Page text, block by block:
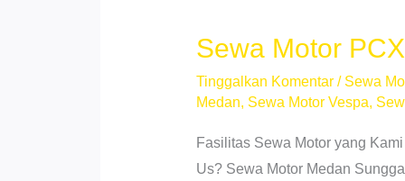
Siap
Pakai
Sewa Motor
Tinggalkan Komentar / Sewa
Medan, Sewa Motor Vespa,
Fasilitas Sewa Motor yang
Us? Sewa Motor Medan